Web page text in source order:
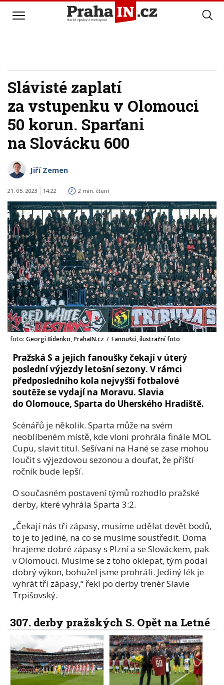
Slávisté zaplatí
za vstupenku v Olomouci
50 korun. Sparťani
na Slovácku 600
Jiří Zemen
21. 05. 2023 14:22 2 min. čtení
foto: Georgi Bidenko, PrahaIN.cz / Fanoušci, ilustrační foto
Pražská S a jejich fanoušky čekají v úterý
poslední výjezdy letošní sezony. V rámci
předposledního kola nejvyšší fotbalové
soutěže se vydají na Moravu. Slavia
do Olomouce, Sparta do Uherského Hradiště.
Scénářů je několik. Sparta může na svém
neoblíbeném místě, kde vloni prohrála finále MOL
Cupu, slavit titul. Sešívaní na Hané se zase mohou
loučit s výjezdovou sezonou a doufat, že příští
ročník bude lepší.
O současném postavení týmů rozhodlo pražské
derby, které vyhrála Sparta 3:2.
„Čekají nás tři zápasy, musíme udělat devět bodů,
to je to jediné, na co se musíme soustředit. Doma
hrajeme dobré zápasy s Plzní a se Slováckem, pak
v Olomouci. Musíme se z toho oklepat, tým podal
dobrý výkon, bohužel jsme prohráli. Jediný lék je
vyhrát tři zápasy,“ řekl po derby trenér Slavie
Trpišovský.
307. derby pražských S. Opět na Letné